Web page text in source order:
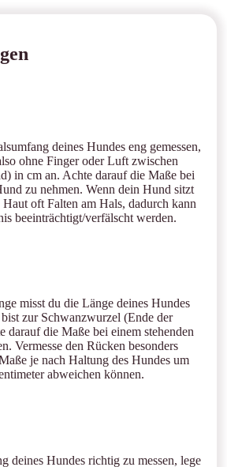
deines Hundes eng gemessen,
ohne Finger oder Luft zwischen
in cm an. Achte darauf die Maße bei
zu nehmen. Wenn dein Hund sitzt
oft Falten am Hals, dadurch kann
beeinträchtigt/verfälscht werden.
misst du die Länge deines Hundes
zur Schwanzwurzel (Ende der
darauf die Maße bei einem stehenden
Vermesse den Rücken besonders
je nach Haltung des Hundes um
abweichen können.
deines Hundes richtig zu messen, lege